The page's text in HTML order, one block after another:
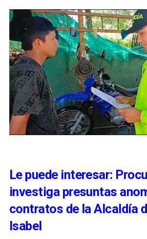
Le puede interesar:
investiga presuntas
contratos de la Alcaldía
Isabel